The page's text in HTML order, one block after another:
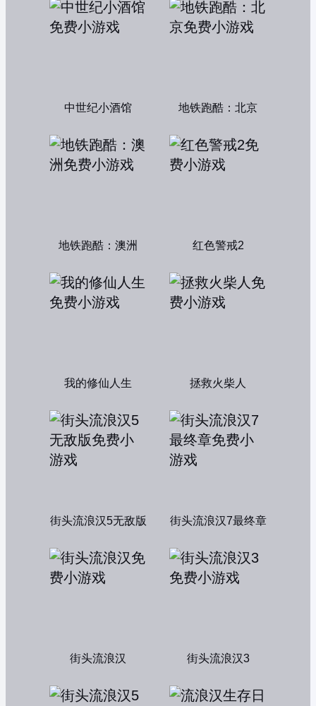
中世纪小酒馆 地铁跑酷：北京
地铁跑酷：澳洲 红色警戒2
我的修仙人生 拯救火柴人
街头流浪汉5无敌版 街头流浪汉7最终章
街头流浪汉 街头流浪汉3